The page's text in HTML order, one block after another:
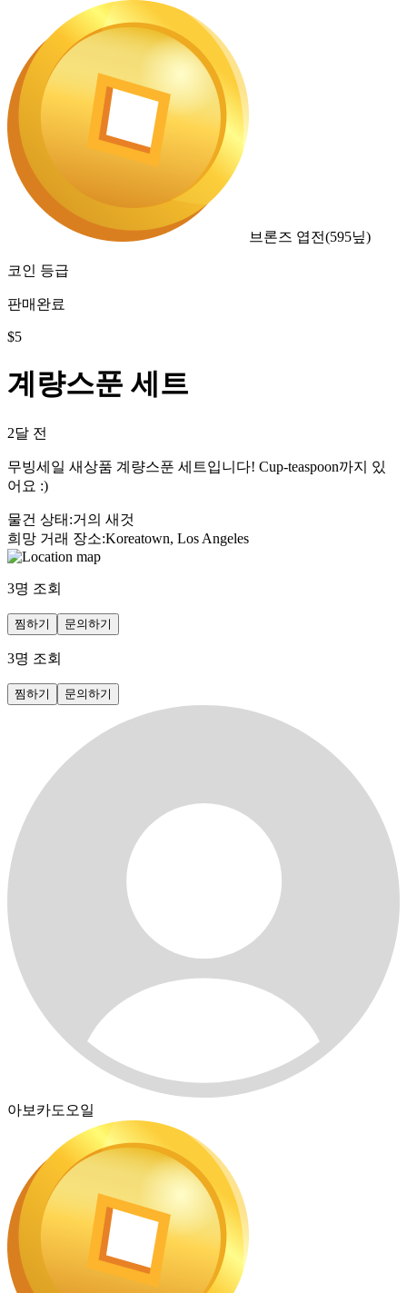
브론즈 엽전(595닢)
코인 등급
판매완료
$5
계량스푼 세트
2달 전
무빙세일 새상품 계량스푼 세트입니다! Cup-teaspoon까지 있
어요 :)
물건 상태 :거의 새것
희망 거래 장소:Koreatown, Los Angeles
3명 조회
찜하기 문의하기
3명 조회
찜하기 문의하기
아보카도오일